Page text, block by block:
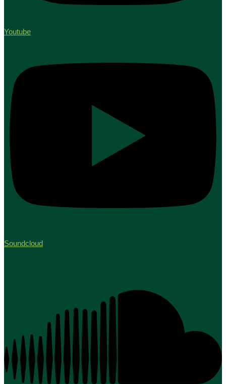
Youtube
Soundcloud